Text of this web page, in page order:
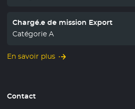
Chargé.e de mission Export
Catégorie A
En savoir plus
Contact